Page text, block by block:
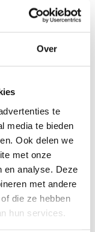
Over
te
media te bieden
Ook delen we
met onze
en analyse. Deze
met andere
die ze hebben
hun services.
Veiligheidsneus
√ Geheel metaal vrij
hielband
Premium.
hielband
geleverd inclusief
Millenium Full Protect.